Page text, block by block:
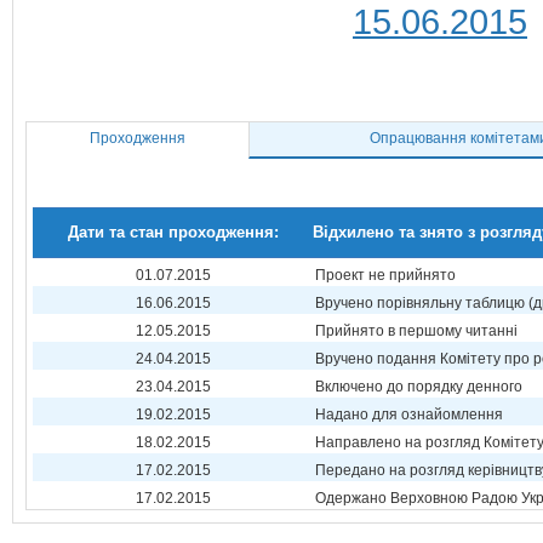
15.06.2015
Проходження Опрацювання
Дати та стан проходження: Відхилено та знято з
01.07.2015
Проект не прийнято
16.06.2015
Вручено порівняльну таблицю
12.05.2015
Прийнято в першому читанні
24.04.2015
Вручено подання Комітету про
23.04.2015
Включено до порядку денного
19.02.2015
Надано для ознайомлення
18.02.2015
Направлено на розгляд Комітету
17.02.2015
Передано на розгляд
17.02.2015
Одержано Верховною Радою